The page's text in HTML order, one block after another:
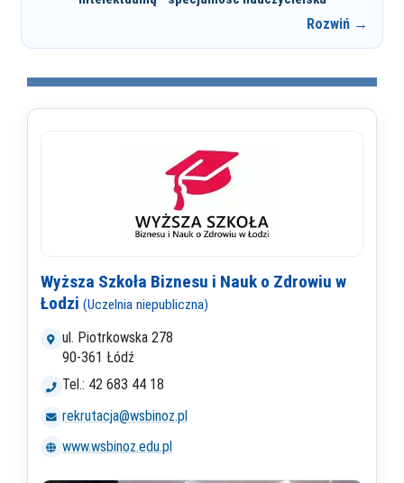
Rozwiń →
Wyższa Szkoła Biznesu i Nauk o Zdrowiu w
Łodzi (Uczelnia niepubliczna)
ul. Piotrkowska 278
90-361 Łódź
Tel.: 42 683 44 18
rekrutacja@wsbinoz.pl
www.wsbinoz.edu.pl